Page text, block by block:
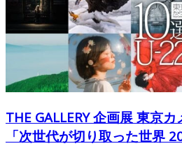
THE GALLERY 企画展 東京
「次世代が切り取った世界